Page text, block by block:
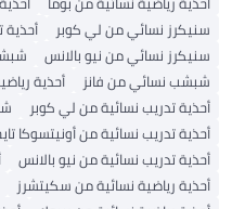
سنيكرز نسائي من لي كوبر
سنيكرز نسائي من نيو بالانس
شبشب نسائي من فانز
أحذية
أحذية تدريب نسائية من لي كوبر
أحذية تدريب نسائية من أونيتسوكا
أحذية تدريب نسائية من نيو بالانس
أحذية رياضية نسائية من سكيتشرز